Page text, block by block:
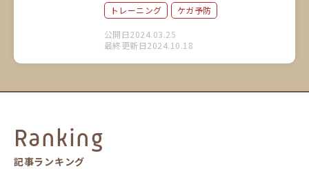
トレーニング ケガ予防
公開日2024.03.25
最終更新日2024.10.18
別にあると指摘する声も。トレーナ
ーとして日本代表チームなどに帯同
した経験のある遠山健太さんに、子
どもの運動意欲を高めるポイントを
Ranking
記事ランキング